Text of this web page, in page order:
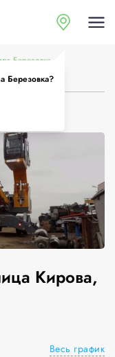
Березовка?
Березовка
Кирова,
Весь график